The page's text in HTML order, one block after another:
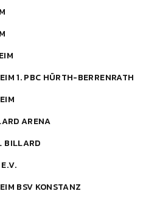
1. PBC HÜRTH-BERRENRATH
ARENA
BILLARD
BSV KONSTANZ